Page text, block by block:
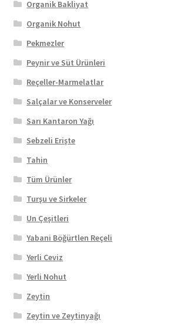
Organik Bakliyat
Organik Nohut
Pekmezler
Peynir ve Süt Ürünleri
Reçeller-Marmelatlar
Salçalar ve Konserveler
Sarı Kantaron Yağı
Sebzeli Erişte
Tahin
Tüm Ürünler
Turşu ve Sirkeler
Un Çeşitleri
Yabani Böğürtlen Reçeli
Yerli Ceviz
Yerli Nohut
Zeytin
Zeytin ve Zeytinyağı